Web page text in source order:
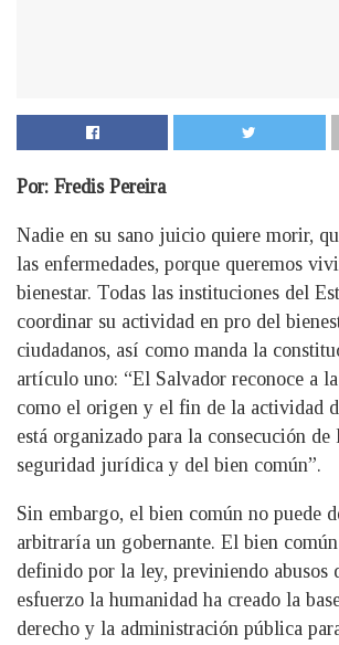
Por: Fredis Pereira
Nadie en su sano juicio quiere morir,
las enfermedades, porque queremos
bienestar. Todas las instituciones del
coordinar su actividad en pro del
ciudadanos, así como manda la
artículo uno: “El Salvador reconoce a
como el origen y el fin de la actividad
está organizado para la consecución
seguridad jurídica y del bien común”.
Sin embargo, el bien común no puede
arbitraría un gobernante. El bien
definido por la ley, previniendo abusos
esfuerzo la humanidad ha creado la
derecho y la administración pública